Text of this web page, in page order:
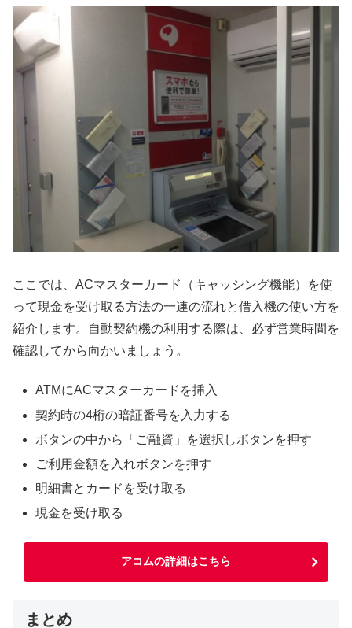
ここでは、ACマスターカード（キャッシング機能）を使
って現金を受け取る方法の一連の流れと借入機の使い方を
紹介します。自動契約機の利用する際は、必ず営業時間を
確認してから向かいましょう。
ATMにACマスターカードを挿入
契約時の4桁の暗証番号を入力する
ボタンの中から「ご融資」を選択しボタンを押す
ご利用金額を入れボタンを押す
明細書とカードを受け取る
現金を受け取る
アコムの詳細はこちら
まとめ